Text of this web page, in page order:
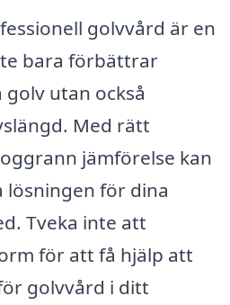
golvvård är en
bara förbättrar
utan också
Med rätt
jämförelse kan
lösningen för dina
Tveka inte att
för att få hjälp att
golvvård i ditt